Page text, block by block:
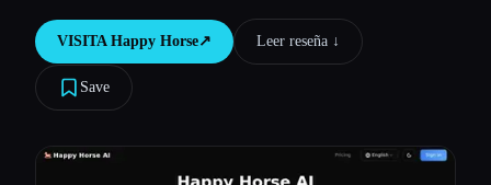
Blog
Comparar herramientas
VISITA Happy Horse↗︎ Leer reseña ↓︎
Save